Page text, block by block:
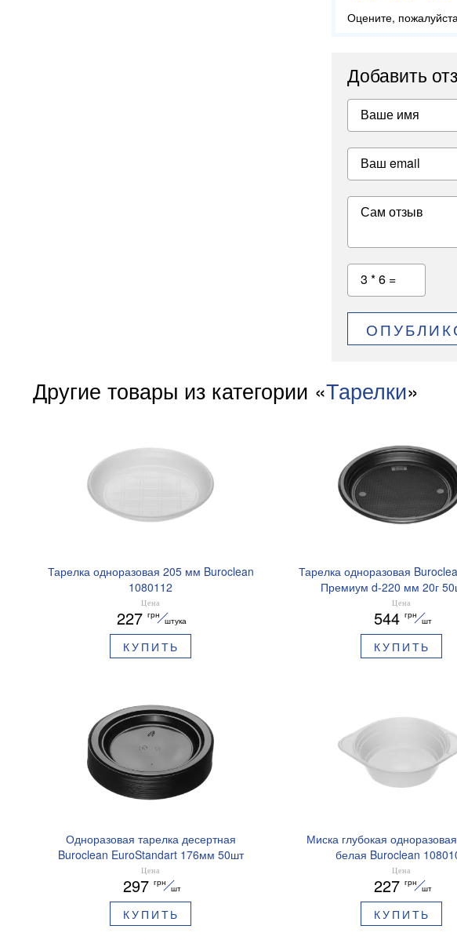
Оцените,
Добавить
Ваше имя
Ваш email
Сам отзыв
3 * 6 =
Другие товары из категории «Тарелки»
Тарелка одноразовая 205 мм Buroclean
1080112
Цена
227 грн
штука
КУПИТЬ
Тарелка одноразовая
Премиум d-220 мм 20г
EuroStandart 1080127
Цена
544 грн
шт
КУПИТЬ
Одноразовая тарелка десертная
Buroclean EuroStandart 176мм 50шт
1080124
Цена
297 грн
шт
КУПИТЬ
Миска глубокая
белая Buroclean
Цена
227 грн
шт
КУПИТЬ